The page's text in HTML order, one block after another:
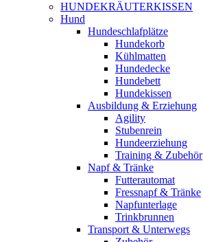
HUNDEKRÄUTERKISSEN
Hund
Hundeschlafplätze
Hundekorb
Kühlmatten
Hundedecke
Hundebett
Hundekissen
Ausbildung & Erziehung
Agility
Stubenrein
Hundeerziehung
Training & Zubehör
Napf & Tränke
Futterautomat
Fressnapf & Tränke
Napfunterlage
Trinkbrunnen
Transport & Unterwegs